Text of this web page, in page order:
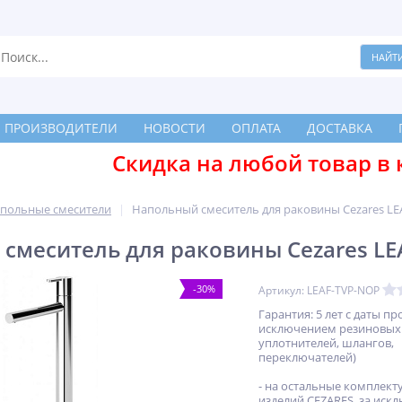
ПРОИЗВОДИТЕЛИ НОВОСТИ ОПЛАТА ДОСТАВКА
Скидка на любой товар в
смесители Напольный смеситель для раковины Cezares
для раковины Cezares
-30% Артикул: LEAF-TVP-NOP
Гарантия: 5 лет с даты
исключением резиновых
уплотнителей, шлангов,
переключателей)
- на остальные